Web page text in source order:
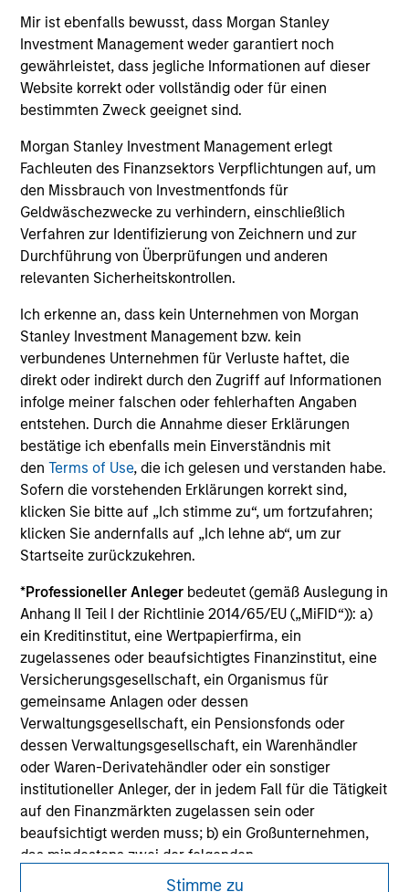
Mir ist ebenfalls bewusst, dass Morgan Stanley
Investment Management weder garantiert noch
gewährleistet, dass jegliche Informationen auf dieser
Website korrekt oder vollständig oder für einen
bestimmten Zweck geeignet sind.
Morgan Stanley Investment Management erlegt
Fachleuten des Finanzsektors Verpflichtungen auf, um
den Missbrauch von Investmentfonds für
Geldwäschezwecke zu verhindern, einschließlich
Verfahren zur Identifizierung von Zeichnern und zur
Durchführung von Überprüfungen und anderen
relevanten Sicherheitskontrollen.
Ich erkenne an, dass kein Unternehmen von Morgan
Stanley Investment Management bzw. kein
verbundenes Unternehmen für Verluste haftet, die
direkt oder indirekt durch den Zugriff auf Informationen
infolge meiner falschen oder fehlerhaften Angaben
entstehen. Durch die Annahme dieser Erklärungen
bestätige ich ebenfalls mein Einverständnis mit
denTerms of Use, die ich gelesen und verstanden habe.
Sofern die vorstehenden Erklärungen korrekt sind,
klicken Sie bitte auf „Ich stimme zu“, um fortzufahren;
klicken Sie andernfalls auf „Ich lehne ab“, um zur
Startseite zurückzukehren.
*Professioneller Anleger bedeutet (gemäß Auslegung in
Anhang II Teil I der Richtlinie 2014/65/EU („MiFID“)): a)
ein Kreditinstitut, eine Wertpapierfirma, ein
zugelassenes oder beaufsichtigtes Finanzinstitut, eine
Versicherungsgesellschaft, ein Organismus für
gemeinsame Anlagen oder dessen
Verwaltungsgesellschaft, ein Pensionsfonds oder
dessen Verwaltungsgesellschaft, ein Warenhändler
oder Waren-Derivatehändler oder ein sonstiger
institutioneller Anleger, der in jedem Fall für die Tätigkeit
auf den Finanzmärkten zugelassen sein oder
beaufsichtigt werden muss; b) ein Großunternehmen,
das mindestens zwei der folgenden
Größenanforderungen auf Unternehmensbasis erfüllt: (i)
Stimme zu
Oil, Iran and Global Supply Chains:
Why Duration Matters for Markets
The Iran-related conflict could trigger a global
supply-chain disruption, pushing companies to
localize and driving long-term sector impacts
12-MAY-2026
May not represent all Team Members.
The information on this page is for informational
purposes only. The information contained herein does
not constitute and should not be construed as an
offering of advisory services or an offer to sell or a
solicitation of an offer to buy any securities in any
jurisdiction in which such offer or solicitation,
purchase or sale would be unlawful under the
All investing involves risks, including a loss of principal.
Please refer to the strategy detail page for important
information on the strategy, including additional risk
considerations.